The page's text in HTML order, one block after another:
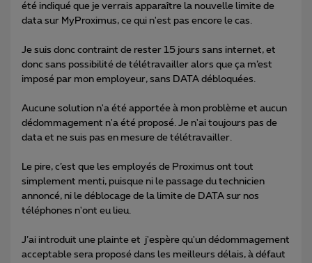
été indiqué que je verrais apparaître la nouvelle limite de
data sur MyProximus, ce qui n'est pas encore le cas.
Je suis donc contraint de rester 15 jours sans internet, et
donc sans possibilité de télétravailler alors que ça m’est
imposé par mon employeur, sans DATA débloquées.
Aucune solution n'a été apportée à mon problème et aucun
dédommagement n'a été proposé. Je n'ai toujours pas de
data et ne suis pas en mesure de télétravailler.
Le pire, c’est que les employés de Proximus ont tout
simplement menti, puisque ni le passage du technicien
annoncé, ni le déblocage de la limite de DATA sur nos
téléphones n'ont eu lieu.
J’ai introduit une plainte et j'espère qu'un dédommagement
acceptable sera proposé dans les meilleurs délais, à défaut